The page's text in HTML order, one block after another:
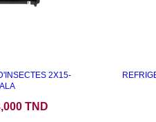
2X15-
TND